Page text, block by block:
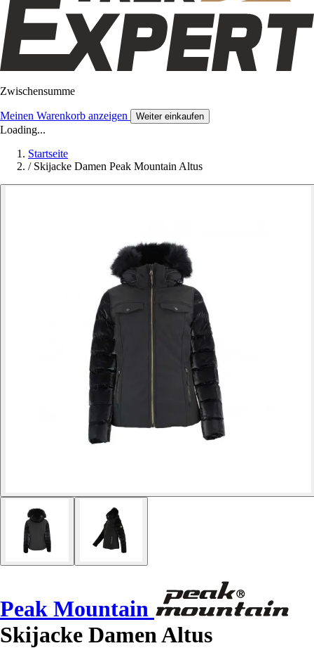
Zwischensumme
Meinen Warenkorb anzeigen Weiter einkaufen
Loading...
Startseite
/ Skijacke Damen Peak Mountain Altus
Peak Mountain
Skijacke Damen Altus